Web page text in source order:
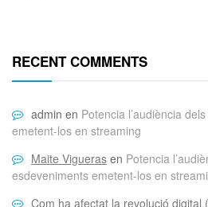
RECENT COMMENTS
admin en Potencia l’audiència
emetent-los en streaming
Maite Vigueras en Potencia
esdeveniments emetent-los en
Com ha afectat la revolució digital